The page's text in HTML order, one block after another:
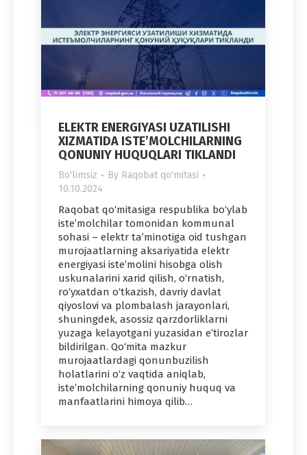
ELEKTR ENERGIYASI UZATILISHI
XIZMATIDA ISTE’MOLCHILARNING
QONUNIY HUQUQLARI TIKLANDI
Bo'limsiz By Raqobat qo'mitasi
10.10.2024
Raqobat qo‘mitasiga respublika bo‘ylab
iste’molchilar tomonidan kommunal
sohasi – elektr ta’minotiga oid tushgan
murojaatlarning aksariyatida elektr
energiyasi iste’molini hisobga olish
uskunalarini xarid qilish, o‘rnatish,
ro‘yxatdan o‘tkazish, davriy davlat
qiyoslovi va plombalash jarayonlari,
shuningdek, asossiz qarzdorliklarni
yuzaga kelayotgani yuzasidan e’tirozlar
bildirilgan. Qo‘mita mazkur
murojaatlardagi qonunbuzilish
holatlarini o‘z vaqtida aniqlab,
iste’molchilarning qonuniy huquq va
manfaatlarini himoya qilib…